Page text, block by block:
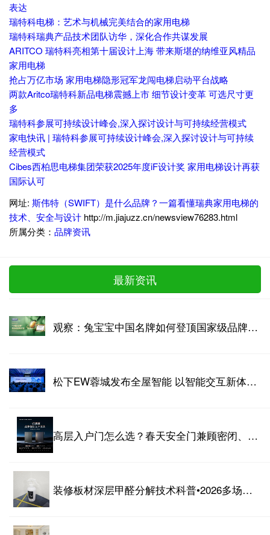
表达
瑞特科电梯：艺术与机械完美结合的家用电梯
瑞特科瑞典产品技术团队访华，深化合作共谋发展
ARITCO 瑞特科亮相第十届设计上海 带来斯堪的纳维亚风精品
家用电梯
抢占万亿市场 家用电梯隐形冠军龙闯电梯启动平台战略
两款Aritco瑞特科新品电梯震撼上市 细节设计变革 可选尺寸更
多
瑞特科参展可持续设计峰会,深入探讨设计与可持续经营模式
家电快讯 | 瑞特科参展可持续设计峰会,深入探讨设计与可持续
经营模式
Cibes西柏思电梯集团荣获2025年度iF设计奖 家用电梯设计再获
国际认可
网址: 斯伟特（SWIFT）是什么品牌？一篇看懂瑞典家用电梯的
技术、安全与设计 http://m.jiajuzz.cn/newsview76283.html
所属分类： 品牌资讯
最新资讯
观察：兔宝宝中国名牌如何登顶国家级品牌战略高地！
松下EW蓉城发布全屋智能 以智能交互新体验回应“好房子”时代命题
高层入户门怎么选？春天安全门兼顾密闭、隔音、抗风压多重需求
装修板材深层甲醛分解技术科普•2026多场景长效防反弹净化实操攻略